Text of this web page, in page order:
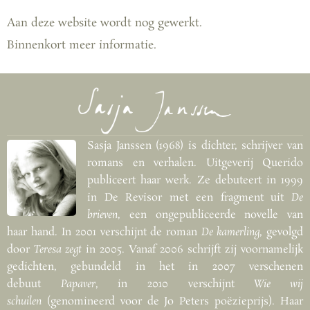
Aan deze website wordt nog gewerkt.
Binnenkort meer informatie.
Sasja Janssen (1968) is dichter, schrijver van
romans en verhalen. Uitgeverij Querido
publiceert haar werk. Ze debuteert in 1999
in De Revisor met een fragment uit De
brieven, een ongepubliceerde novelle van
haar hand. In 2001 verschijnt de romanDe kamerling, gevolgd
door Teresa zegt in 2005. Vanaf 2006 schrijft zij voornamelijk
gedichten, gebundeld in het in 2007 verschenen
debuut Papaver, in 2010 verschijntWie wij
schuilen (genomineerd voor de Jo Peters poëzieprijs). Haar